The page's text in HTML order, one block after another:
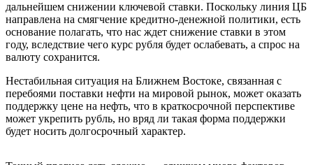
дальнейшем снижении ключевой ставки. Поскольку линия ЦБ
направлена на смягчение кредитно-денежной политики, есть
основание полагать, что нас ждет снижение ставки в этом
году, вследствие чего курс рубля будет ослабевать, а спрос на
валюту сохранится.
Нестабильная ситуация на Ближнем Востоке, связанная с
перебоями поставки нефти на мировой рынок, может оказать
поддержку цене на нефть, что в краткосрочной перспективе
может укрепить рубль, но вряд ли такая форма поддержки
будет носить долгосрочный характер.